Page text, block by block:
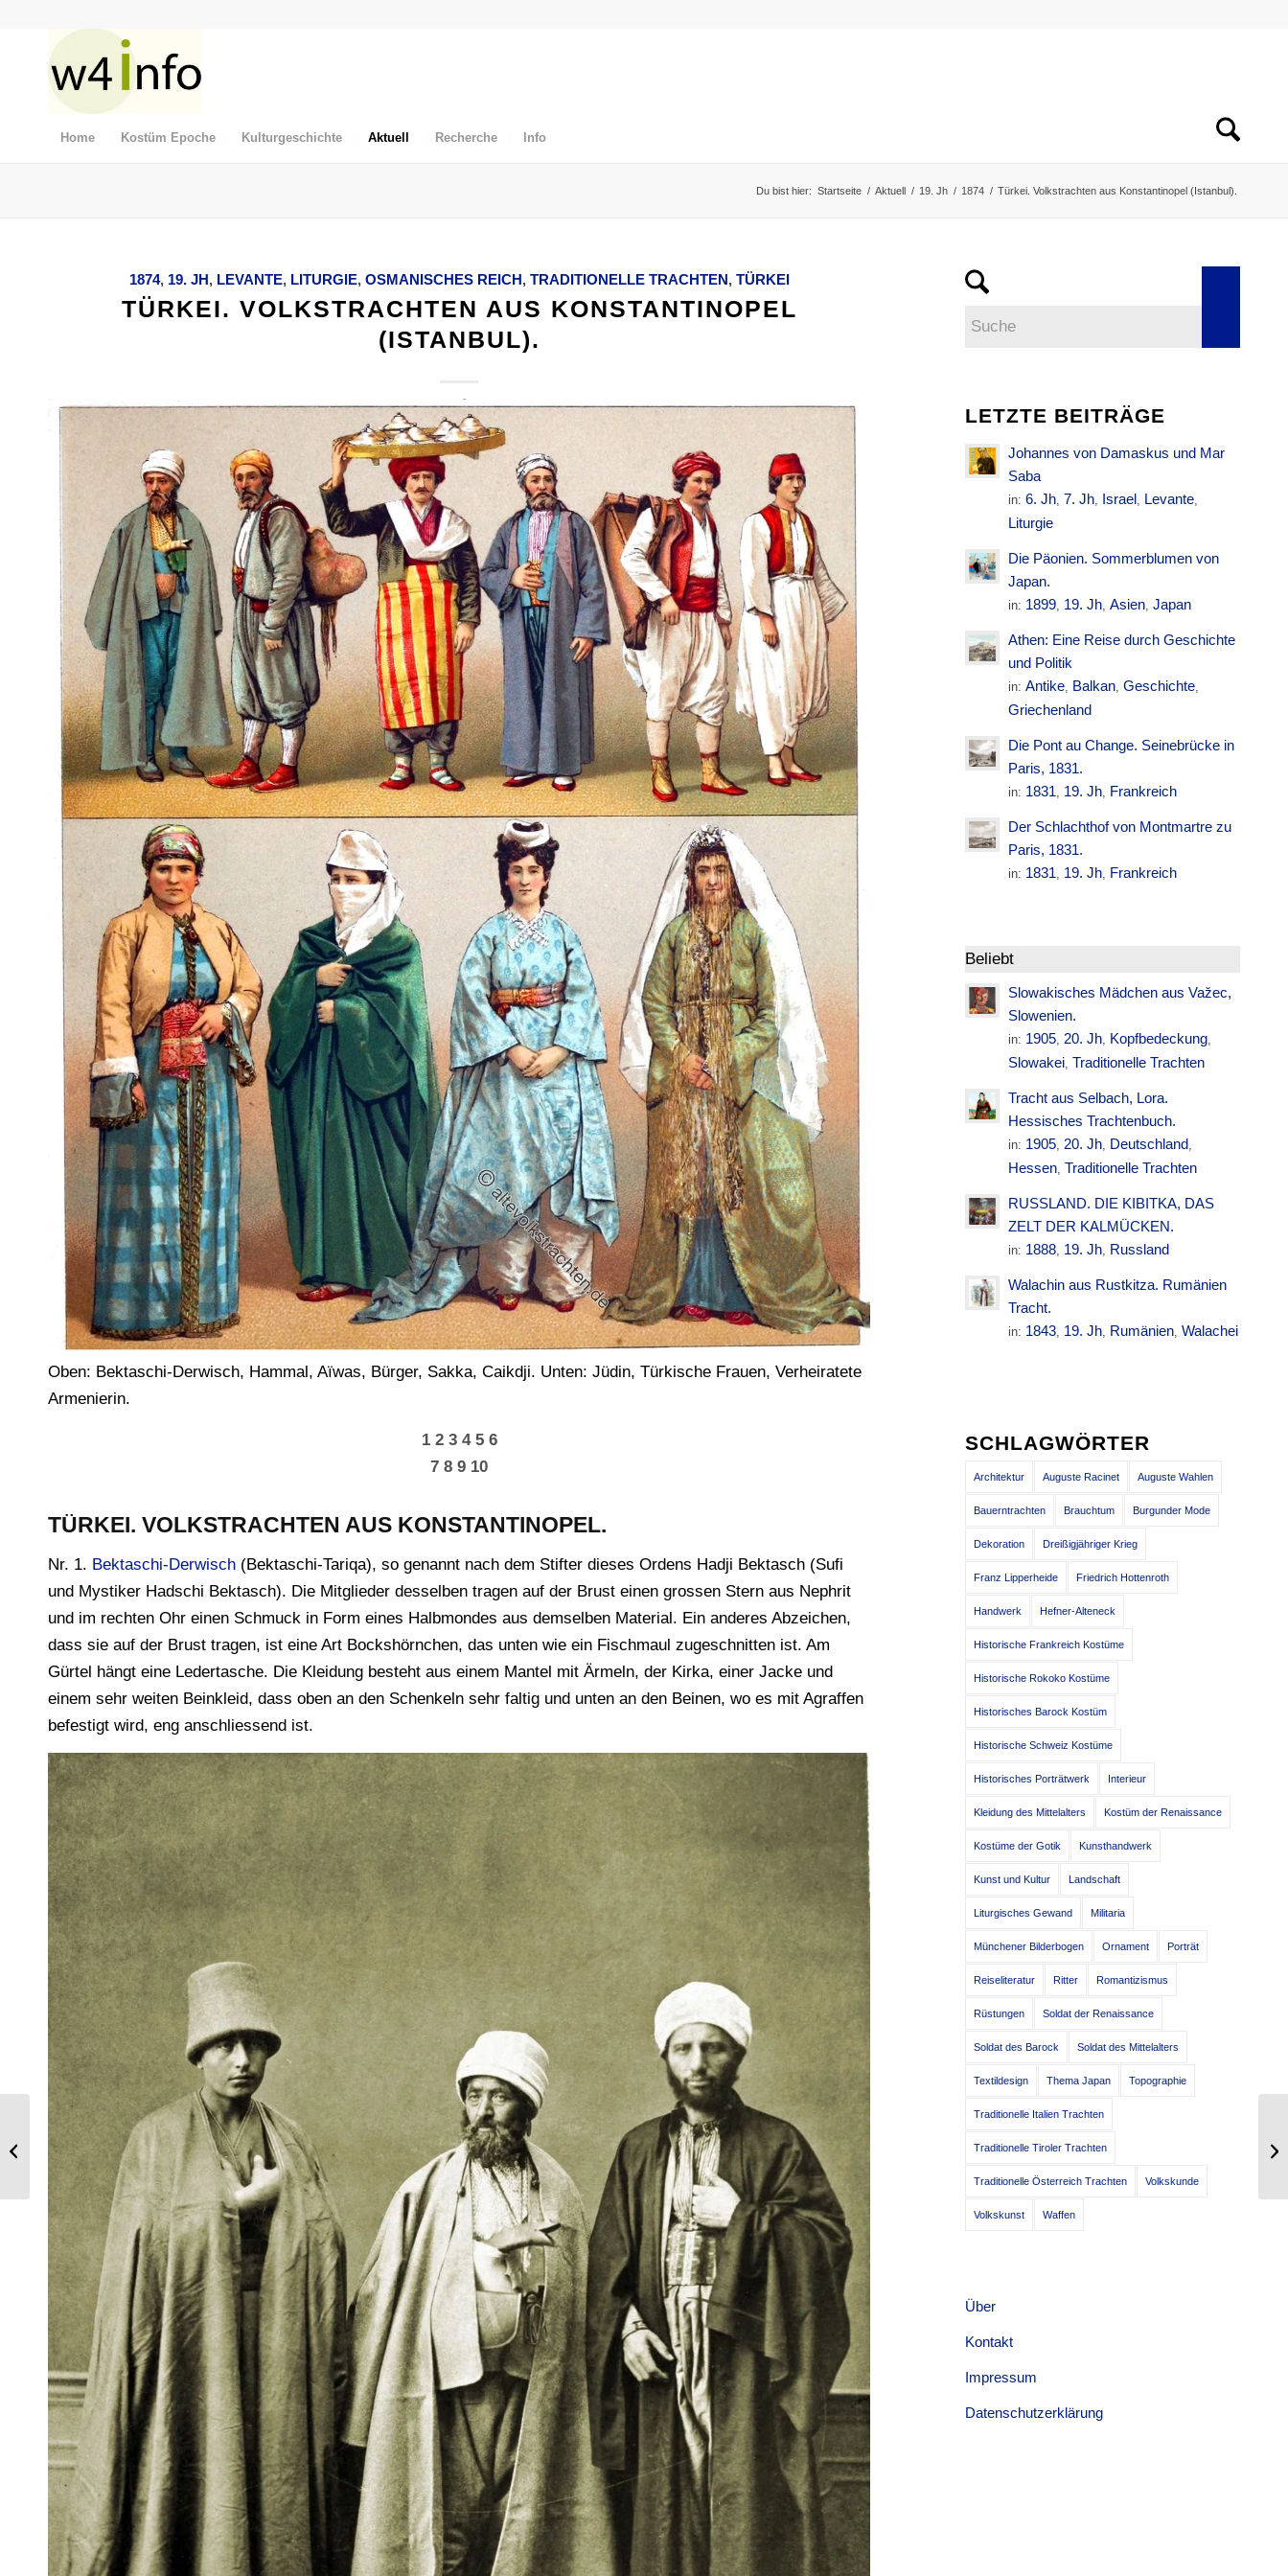
Home Kostüm Epoche Kulturgeschichte Aktuell Recherche Info
Du bist hier: Startseite / Aktuell / 19. Jh / 1874 / Türkei. Volkstrachten aus Konstantinopel (Istanbul).
1874, 19. JH, LEVANTE, LITURGIE, OSMANISCHES REICH, TRADITIONELLE TRACHTEN, TÜRKEI
TÜRKEI. VOLKSTRACHTEN AUS KONSTANTINOPEL
(ISTANBUL).
Oben: Bektaschi-Derwisch, Hammal, Aïwas, Bürger, Sakka, Caikdji. Unten: Jüdin, Türkische Frauen, Verheiratete
Armenierin.
1 2 3 4 5 6
7 8 9 10
TÜRKEI. VOLKSTRACHTEN AUS KONSTANTINOPEL.
Nr. 1. Bektaschi-Derwisch (Bektaschi-Tariqa), so genannt nach dem Stifter dieses Ordens Hadji Bektasch (Sufi
und Mystiker Hadschi Bektasch). Die Mitglieder desselben tragen auf der Brust einen grossen Stern aus Nephrit
und im rechten Ohr einen Schmuck in Form eines Halbmondes aus demselben Material. Ein anderes Abzeichen,
dass sie auf der Brust tragen, ist eine Art Bockshörnchen, das unten wie ein Fischmaul zugeschnitten ist. Am
Gürtel hängt eine Ledertasche. Die Kleidung besteht aus einem Mantel mit Ärmeln, der Kirka, einer Jacke und
einem sehr weiten Beinkleid, dass oben an den Schenkeln sehr faltig und unten an den Beinen, wo es mit Agraffen
befestigt wird, eng anschliessend ist.
LETZTE BEITRÄGE
Johannes von Damaskus und Mar
Saba
in:6. Jh, 7. Jh, Israel, Levante,
Liturgie
Die Päonien. Sommerblumen von
Japan.
in: 1899, 19. Jh,Asien,Japan
Athen: Eine Reise durch Geschichte
und Politik
in:Antike, Balkan,Geschichte,
Griechenland
Die Pont au Change. Seinebrücke in
Paris, 1831.
in: 1831, 19. Jh, Frankreich
Der Schlachthof von Montmartre zu
Paris, 1831.
in: 1831, 19. Jh, Frankreich
Beliebt
Slowakisches Mädchen aus Važec,
Slowenien.
in: 1905,20. Jh, Kopfbedeckung,
Slowakei, Traditionelle Trachten
Tracht aus Selbach, Lora.
Hessisches Trachtenbuch.
in: 1905,20. Jh, Deutschland,
Hessen, Traditionelle Trachten
RUSSLAND. DIE KIBITKA, DAS
ZELT DER KALMÜCKEN.
in: 1888, 19. Jh, Russland
Walachin aus Rustkitza. Rumänien
Tracht.
in: 1843, 19. Jh, Rumänien,Walachei
SCHLAGWÖRTER
Architektur Auguste Racinet Auguste Wahlen
Bauerntrachten Brauchtum Burgunder Mode
Dekoration Dreißigjähriger Krieg
Franz Lipperheide Friedrich Hottenroth
Handwerk Hefner-Alteneck
Historische Frankreich Kostüme
Historische Rokoko Kostüme
Historisches Barock Kostüm
Historische Schweiz Kostüme
Historisches Porträtwerk Interieur
Kleidung des Mittelalters Kostüm der Renaissance
Kostüme der Gotik Kunsthandwerk
Kunst und Kultur Landschaft
Liturgisches Gewand Militaria
Münchener Bilderbogen Ornament Porträt
Reiseliteratur Ritter Romantizismus
Rüstungen Soldat der Renaissance
Soldat des Barock Soldat des Mittelalters
Textildesign Thema Japan Topographie
Traditionelle Italien Trachten
Traditionelle Tiroler Trachten
Traditionelle Österreich Trachten Volkskunde
Volkskunst Waffen
Über
Kontakt
Impressum
Datenschutzerklärung
Direktorium. Uniformen der
Französischen Generäle von 1799-
1800.